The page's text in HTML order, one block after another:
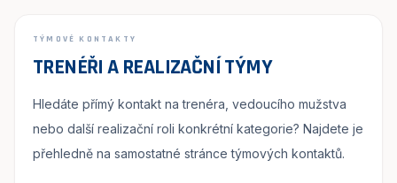
TÝMOVÉ KONTAKTY
TRENÉŘI A REALIZAČNÍ TÝMY
Hledáte přímý kontakt na trenéra, vedoucího mužstva
nebo další realizační roli konkrétní kategorie? Najdete je
přehledně na samostatné stránce týmových kontaktů.